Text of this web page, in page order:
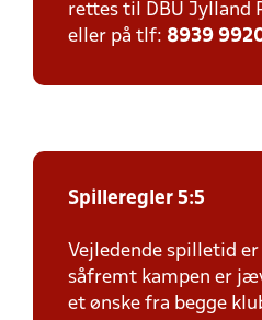
rettes til DBU Jylland
eller på tlf: 8939
Spilleregler 5:5
Vejledende spilletid er
såfremt kampen er
et ønske fra begge